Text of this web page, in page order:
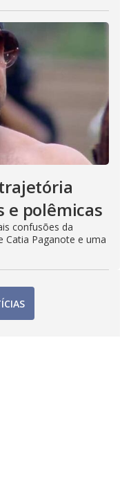
e polêmicas
confusões da
Catia Paganote e uma